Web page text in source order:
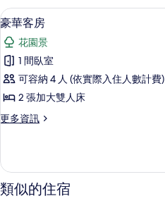
相
片
房
(Master)
的
詳
情
顯
示
豪
華
客
的
有
相
片
21
豪華客房
花園景
1 間臥室
可容納 4 人 (依實際入住人數計費)
2 張加大雙人床
更多資訊
更
客
房
的
類似的住宿